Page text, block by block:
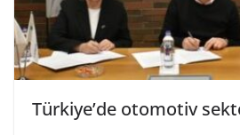
Türkiye’de otomotiv